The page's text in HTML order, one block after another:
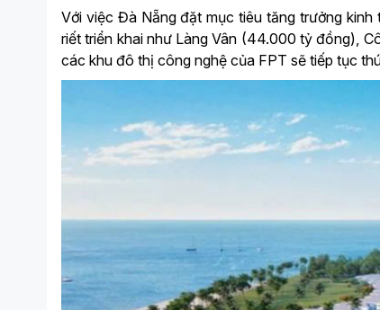
Với việc Đà Nẵng đặt mục tiêu tăng trưởng
riết triển khai như Làng Vân (44.000 tỷ đồng),
các khu đô thị công nghệ của FPT sẽ tiếp tục